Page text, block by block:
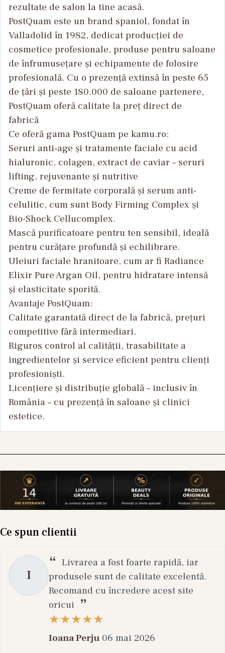
rezultate de salon la tine acasă.
PostQuam este un brand spaniol, fondat în
Valladolid în 1982, dedicat producției de
cosmetice profesionale, produse pentru saloane
de înfrumusețare și echipamente de folosire
profesională. Cu o prezență extinsă în peste 65
de țări și peste 180.000 de saloane partenere,
PostQuam oferă calitate la preț direct de
fabrică
Ce oferă gama PostQuam pe kamu.ro:
Seruri anti‑age și tratamente faciale cu acid
hialuronic, colagen, extract de caviar – seruri
lifting, rejuvenante și nutritive
Creme de fermitate corporală și serum anti-
celulitic, cum sunt Body Firming Complex și
Bio-Shock Cellucomplex.
Mască purificatoare pentru ten sensibil, ideală
pentru curățare profundă și echilibrare.
Uleiuri faciale hranitoare, cum ar fi Radiance
Elixir Pure Argan Oil, pentru hidratare intensă
și elasticitate sporită.
Avantaje PostQuam:
Calitate garantată direct de la fabrică, prețuri
competitive fără intermediari.
Riguros control al calității, trasabilitate a
ingredientelor și service eficient pentru clienți
profesioniști.
Licențiere și distribuție globală – inclusiv în
România – cu prezență în saloane și clinici
estetice.
Ce spun clientii
I
Livrarea a fost foarte rapidă, iar
produsele sunt de calitate excelentă.
Recomand cu încredere acest site
oricui
Ioana Perju 06 mai 2026